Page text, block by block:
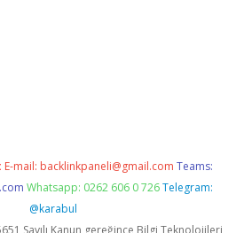
E-mail: backlinkpaneli@gmail.com Teams:
Whatsapp: 0262 606 0 726 Telegram:
@karabul
Sayılı Kanun gereğince Bilgi Teknolojileri